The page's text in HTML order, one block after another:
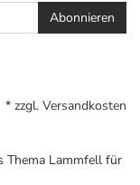
Abonnieren
* zzgl. Versandkosten
Thema Lammfell für